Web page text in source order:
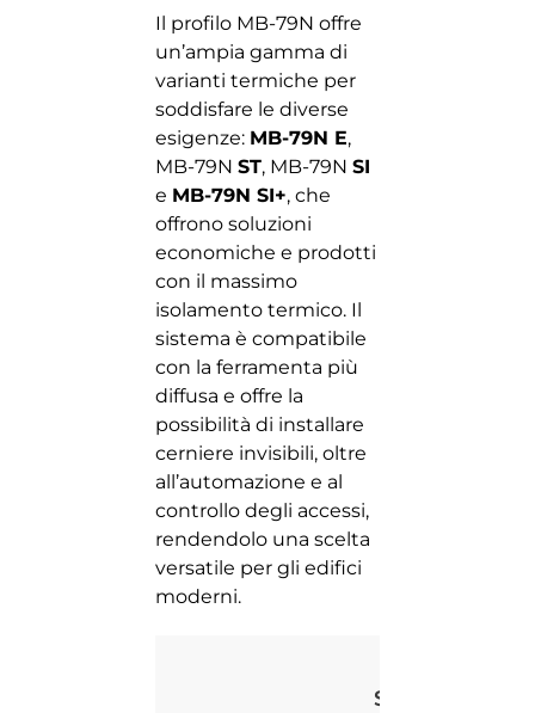
Il profilo MB-79N offre
un’ampia gamma di
varianti termiche per
soddisfare le diverse
esigenze: MB-79N E,
MB-79N ST, MB-79N SI
e MB-79N SI+, che
offrono soluzioni
economiche e prodotti
con il massimo
isolamento termico. Il
sistema è compatibile
con la ferramenta più
diffusa e offre la
possibilità di installare
cerniere invisibili, oltre
all’automazione e al
controllo degli accessi,
rendendolo una scelta
versatile per gli edifici
moderni.
Standard